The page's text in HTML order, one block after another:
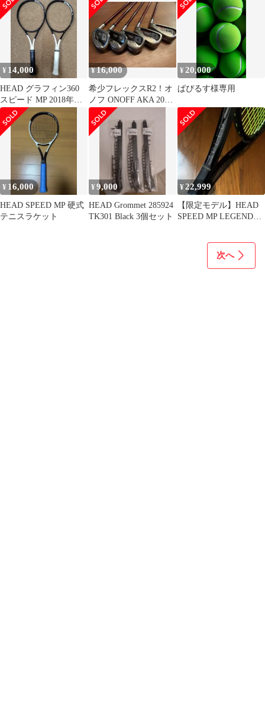
60MIZUNO
¥ 14,000
HEAD グラフィン360
スピード MP 2018年モ
デル (G3) 中古2本
¥16,000
希少フレックスR2！オ
ノフ ONOFF AKA 2016
アイアン 5本カーボン
¥ 20,000
ぱぴるす様専用
¥ 16,000
HEAD SPEED MP 硬式
テニスラケット
¥9,000
HEAD Grommet 285924
TK301 Black 3個セット
¥22,999
【限定モデル】HEAD
SPEED MP LEGEND
次へ